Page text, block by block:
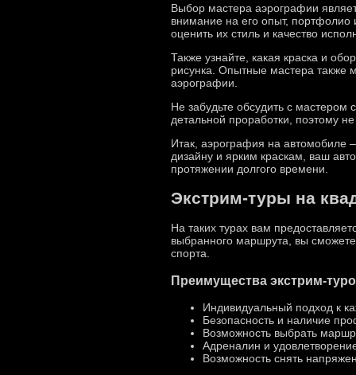
Выбор мастера аэрографии
внимание на его опыт,
оценить их стиль и качество
Также узнайте, какая краска и
рисунка. Опытные мастера также
аэрографии.
Не забудьте обсудить с мастером
детальной проработки, поэтому
Итак, аэрография на автомобиле
дизайну и ярким краскам, ваш
протяжении долгого времени.
Экстрим-туры на
На таких турах вам
выбранного маршрута, вы
спорта.
Преимущества экстрим-
Индивидуальный подход к
Безопасность и наличие
Возможность выбрать
Адреналин и
Возможность снять